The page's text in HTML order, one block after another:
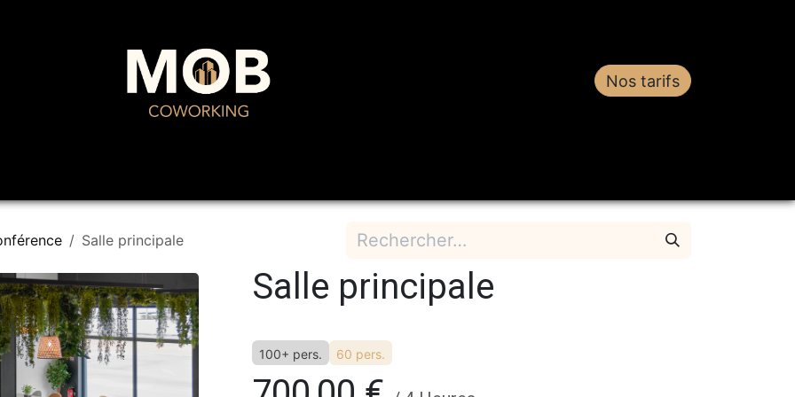
Nos tarifs
Salle principale
Salle principale
100+ pers. 60 pers.